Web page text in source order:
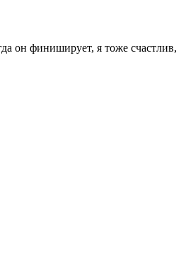
он финиширует, я тоже счастлив,